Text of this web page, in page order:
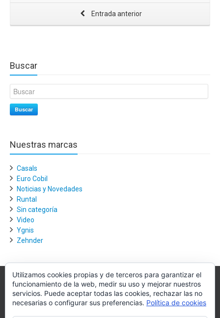
Entrada anterior
Buscar
Buscar
Nuestras marcas
Casals
Euro Cobil
Noticias y Novedades
Runtal
Sin categoría
Video
Ygnis
Zehnder
Villagra.es
Utilizamos cookies propias y de terceros para garantizar el
funcionamiento de la web, medir su uso y mejorar nuestros
servicios. Puede aceptar todas las cookies, rechazar las no
necesarias o configurar sus preferencias. Política de cookies